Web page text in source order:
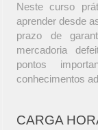
Neste curso
aprender desde
prazo de
mercadoria
pontos
conhecimentos
CARGA